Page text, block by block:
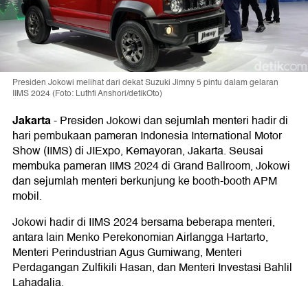
Presiden Jokowi melihat dari dekat Suzuki Jimny 5 pintu dalam gelaran
IIMS 2024 (Foto: Luthfi Anshori/detikOto)
Jakarta-Presiden Jokowi dan sejumlah menteri hadir di
hari pembukaan pameran Indonesia International Motor
Show (IIMS) di JIExpo, Kemayoran, Jakarta. Seusai
membuka pameran IIMS 2024 di Grand Ballroom, Jokowi
dan sejumlah menteri berkunjung ke booth-booth APM
mobil.
Jokowi hadir di IIMS 2024 bersama beberapa menteri,
antara lain Menko Perekonomian Airlangga Hartarto,
Menteri Perindustrian Agus Gumiwang, Menteri
Perdagangan Zulfikili Hasan, dan Menteri Investasi Bahlil
Lahadalia.